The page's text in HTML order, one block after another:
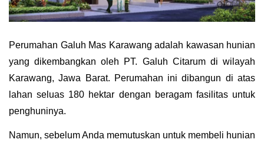
Perumahan Galuh Mas Karawang adalah kawasan hunian
yang dikembangkan oleh PT. Galuh Citarum di wilayah
Karawang, Jawa Barat. Perumahan ini dibangun di atas
lahan seluas 180 hektar dengan beragam fasilitas untuk
penghuninya.
Namun, sebelum Anda memutuskan untuk membeli hunian